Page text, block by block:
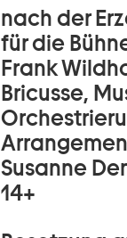
nach der
für die
Frank
Bricusse,
Susanne
14+